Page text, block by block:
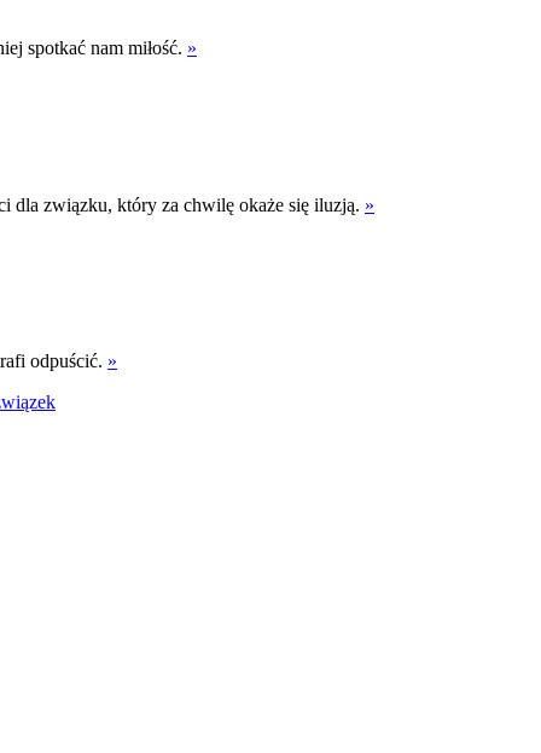
spotkać nam miłość. »
dla związku, który za chwilę okaże się iluzją. »
odpuścić. »